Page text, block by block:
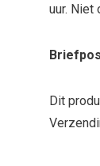
uur. Niet
Dit